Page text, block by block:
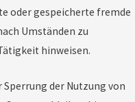
oder gespeicherte fremde
Umständen zu
hinweisen.
der Nutzung von